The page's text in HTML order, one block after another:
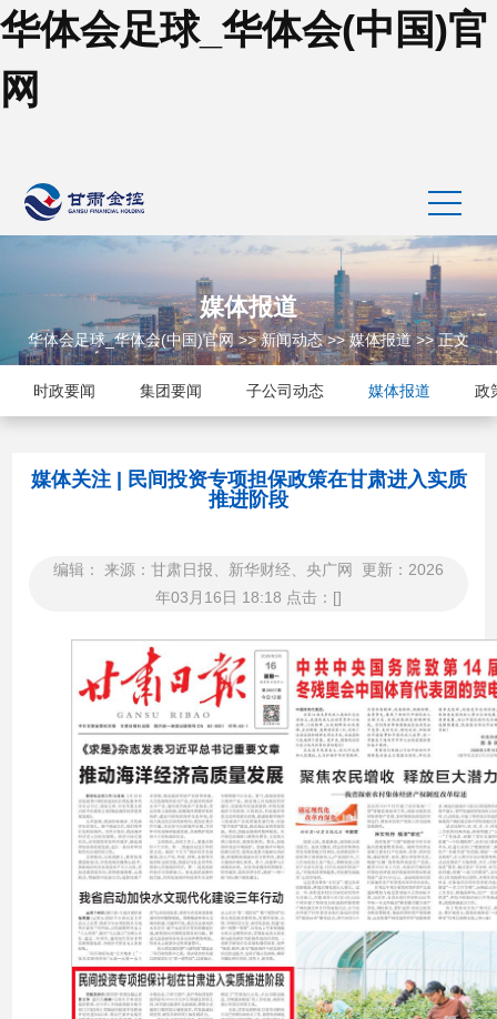
华体会足球_华体会(中国)官
网
媒体报道
华体会足球_华体会(中国)官网>>新闻动态>>媒体报道>> 正文
时政要闻 集团要闻 子公司动态 媒体报道 政
媒体关注 | 民间投资专项担保政策在甘肃进入实质
推进阶段
编辑： 来源：甘肃日报、新华财经、央广网 更新：2026
年03月16日 18:18 点击：[]